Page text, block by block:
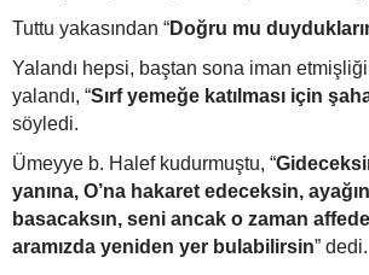
Tuttu yakasından “Doğru mu
Yalandı hepsi, baştan sona iman
yalandı, “Sırf yemeğe katılması için
söyledi.
Ümeyye b. Halef kudurmuştu, “
yanına, O’na hakaret edeceksin,
basacaksın, seni ancak o zaman
aramızda yeniden yer bulabilirsin” dedi.